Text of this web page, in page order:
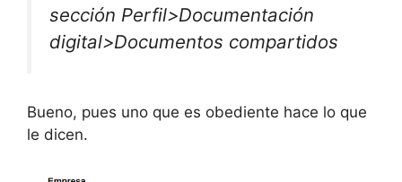
sección Perfil>Documentación
digital>Documentos compartidos
Bueno, pues uno que es obediente hace lo que
le dicen.